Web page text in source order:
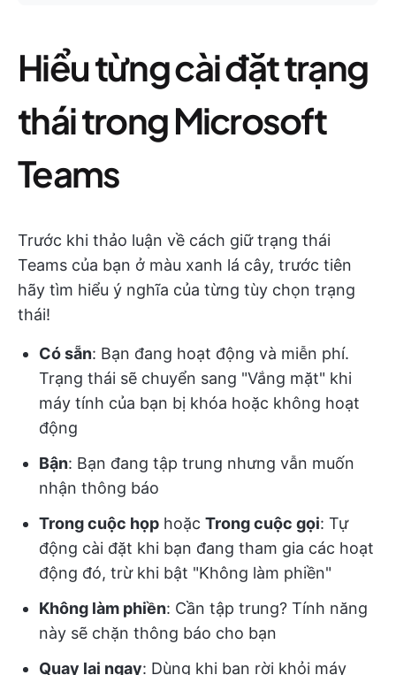
Hiểu từng cài đặt trạng
thái trong Microsoft
Teams
Trước khi thảo luận về cách giữ trạng thái
Teams của bạn ở màu xanh lá cây, trước tiên
hãy tìm hiểu ý nghĩa của từng tùy chọn trạng
thái!
Có sẵn: Bạn đang hoạt động và miễn phí.
Trạng thái sẽ chuyển sang "Vắng mặt" khi
máy tính của bạn bị khóa hoặc không hoạt
động
Bận: Bạn đang tập trung nhưng vẫn muốn
nhận thông báo
Trong cuộc họp hoặc Trong cuộc gọi: Tự
động cài đặt khi bạn đang tham gia các hoạt
động đó, trừ khi bật "Không làm phiền"
Không làm phiền: Cần tập trung? Tính năng
này sẽ chặn thông báo cho bạn
Quay lại ngay: Dùng khi bạn rời khỏi máy